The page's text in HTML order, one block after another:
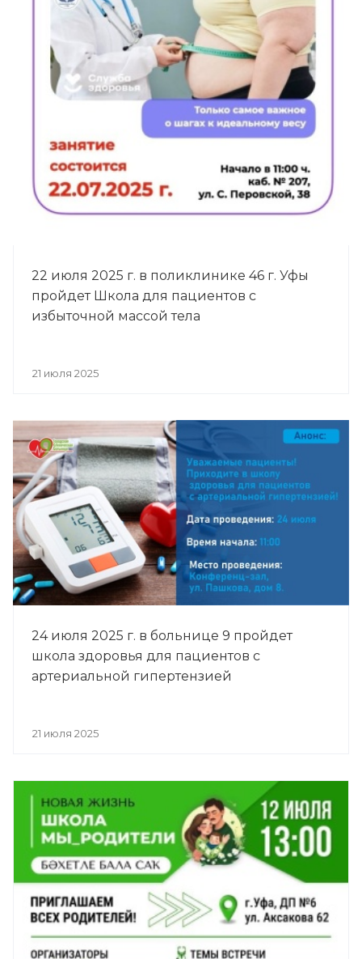
22 июля 2025 г. в поликлинике 46 г. Уфы
пройдет Школа для пациентов с
избыточной массой тела
21 июля 2025
24 июля 2025 г. в больнице 9 пройдет
школа здоровья для пациентов с
артериальной гипертензией
21 июля 2025